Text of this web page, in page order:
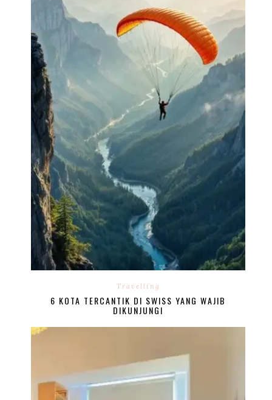
Travelling
6 KOTA TERCANTIK DI SWISS YANG WAJIB
DIKUNJUNGI